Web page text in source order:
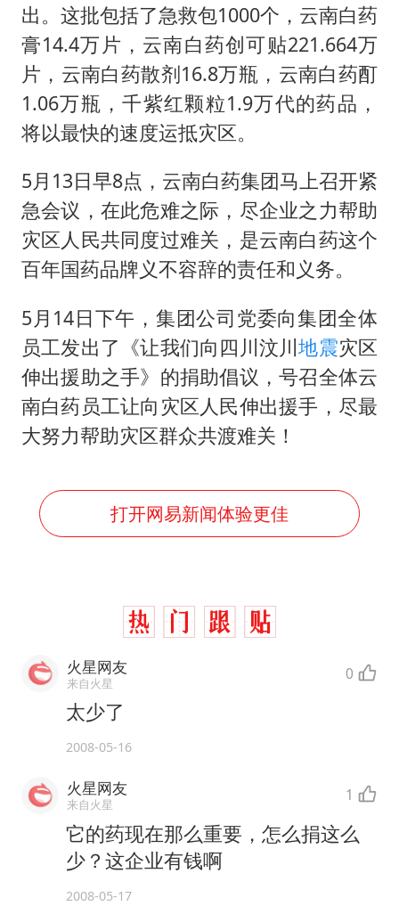
FIFA官方支持因凡蒂诺
41岁女子为鼓励女儿考上985研究生
乘客脱鞋散发异味 司机提醒反被怼
日本籍女网红在韩直播时自杀身亡
总书记关心百姓身边这些民生大事
出。这批包括了急救包1000个，云南白药
膏14.4万片，云南白药创可贴221.664万
片，云南白药散剂16.8万瓶，云南白药酊
1.06万瓶，千紫红颗粒1.9万代的药品，
将以最快的速度运抵灾区。
5月13日早8点，云南白药集团马上召开紧
急会议，在此危难之际，尽企业之力帮助
灾区人民共同度过难关，是云南白药这个
百年国药品牌义不容辞的责任和义务。
5月14日下午，集团公司党委向集团全体
员工发出了《让我们向四川汶川地震灾区
伸出援助之手》的捐助倡议，号召全体云
南白药员工让向灾区人民伸出援手，尽最
大努力帮助灾区群众共渡难关！
打开网易新闻体验更佳
火星网友
来自火星 0
太少了
2008-05-16
火星网友
来自火星 1
它的药现在那么重要，怎么捐这么
少？这企业有钱啊
2008-05-17